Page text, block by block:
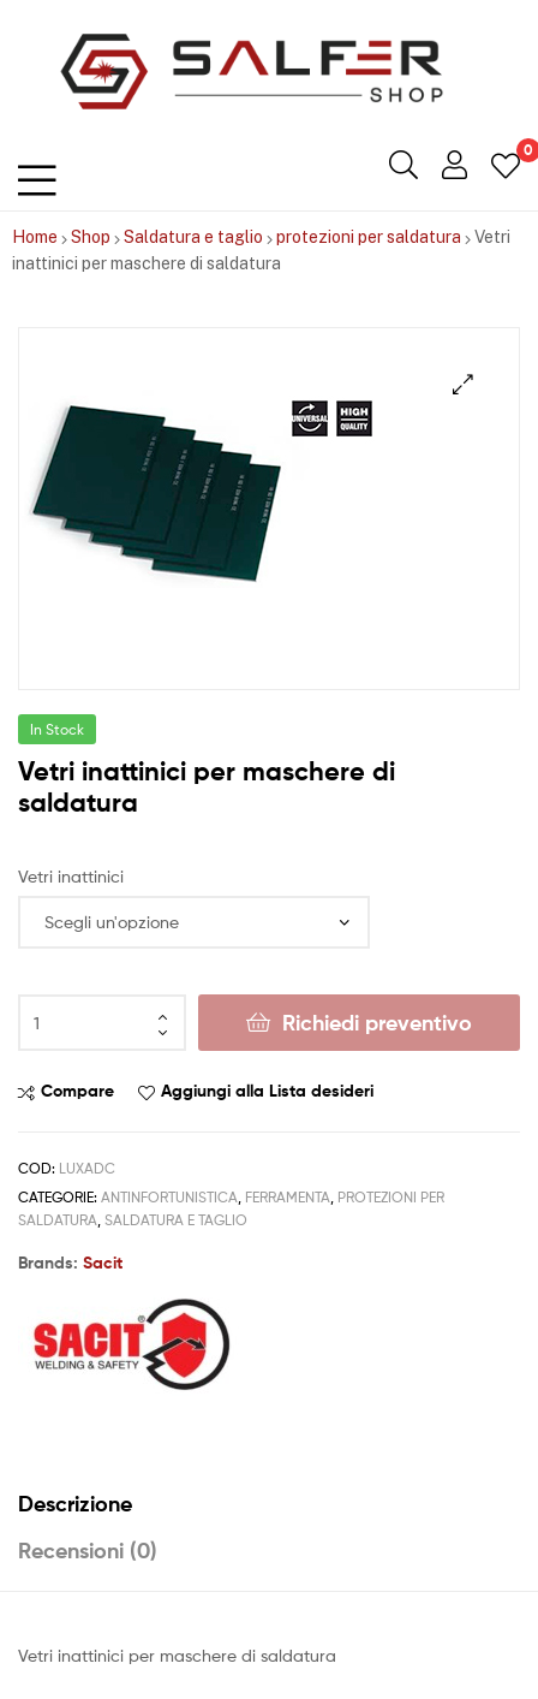
0
Home Shop Saldatura e taglio protezioni per saldatura
Vetri
inattinici per maschere di saldatura
In Stock
Vetri inattinici per maschere di
saldatura
Vetri inattinici
Richiedi preventivo
Compare Aggiungi alla Lista desideri
COD: LUXADC
CATEGORIE: ANTINFORTUNISTICA, FERRAMENTA, PROTEZIONI PER
SALDATURA, SALDATURA E TAGLIO
Brands: Sacit
Descrizione
Recensioni (0)
Vetri inattinici per maschere di saldatura